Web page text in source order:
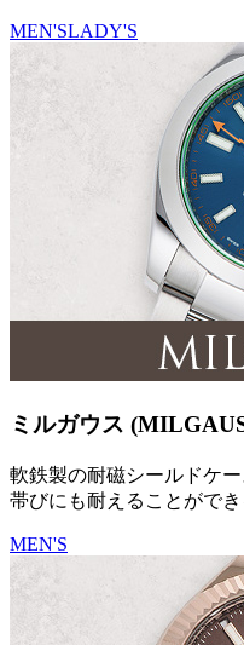
MEN'SLADY'S
ミルガウス
軟鉄製の耐磁シールドケ
帯びにも耐えることができ
MEN'S